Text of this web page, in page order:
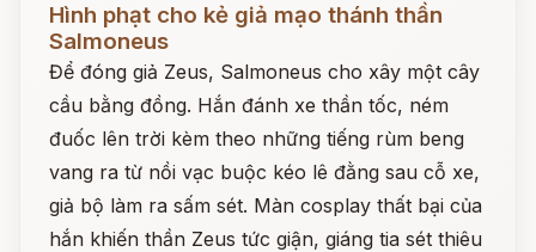
Hình phạt cho kẻ giả mạo thánh thần
Salmoneus
Để đóng giả Zeus, Salmoneus cho xây một cây
cầu bằng đồng. Hắn đánh xe thần tốc, ném
đuốc lên trời kèm theo những tiếng rùm beng
vang ra từ nồi vạc buộc kéo lê đằng sau cỗ xe,
giả bộ làm ra sấm sét. Màn cosplay thất bại của
hắn khiến thần Zeus tức giận, giáng tia sét thiêu